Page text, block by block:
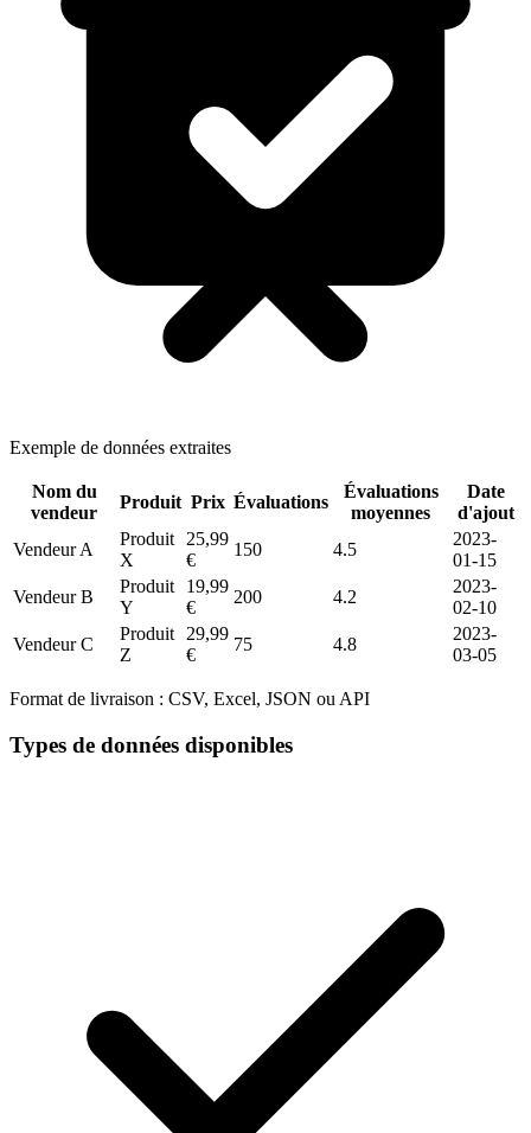
Exemple de données extraites
Nom du
vendeur
Produit Prix Évaluations
Évaluations
moyennes
Date
d'ajout
Vendeur A
Produit
X
25,99
€
150 4.5
2023-
01-15
Vendeur B
Produit
Y
19,99
€
200 4.2
2023-
02-10
Vendeur C
Produit
Z
29,99
€
75 4.8
2023-
03-05
Format de livraison : CSV, Excel, JSON ou API
Types de données disponibles